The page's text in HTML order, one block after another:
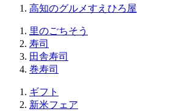
高知のグルメすえひろ屋
里のごちそう
寿司
田舎寿司
巻寿司
ギフト
新米フェア